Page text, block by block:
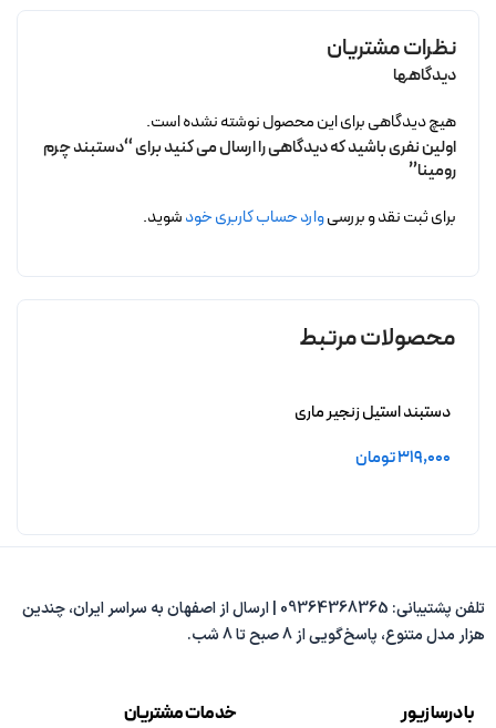
نظرات مشتریان
دیدگاهها
هیچ دیدگاهی برای این محصول نوشته نشده است.
اولین نفری باشید که دیدگاهی را ارسال می کنید برای “دستبند چرم
رومینا”
برای ثبت نقد و بررسیوارد حساب کاربری خودشوید.
محصولات مرتبط
دستبند استیل زنجیر ماری
319,000تومان
تلفن پشتیبانی: 09364368365 | ارسال از اصفهان به سراسر ایران، چندین
هزار مدل متنوع، پاسخ‌گویی از 8 صبح تا 8 شب.
با درسا زیور خدمات مشتریان